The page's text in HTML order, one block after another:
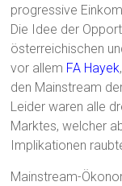
progressive
Die Idee der
österreichischen
vor allem FA Hayek,
den Mainstream
Leider waren alle
Marktes, welcher
Implikationen
Mainstream-